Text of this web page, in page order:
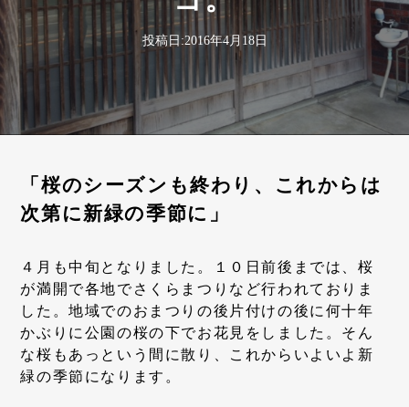
投稿日:2016年4月18日
「桜のシーズンも終わり、これからは
次第に新緑の季節に」
４月も中旬となりました。１０日前後までは、桜
が満開で各地でさくらまつりなど行われておりま
した。地域でのおまつりの後片付けの後に何十年
かぶりに公園の桜の下でお花見をしました。そん
な桜もあっという間に散り、これからいよいよ新
緑の季節になります。